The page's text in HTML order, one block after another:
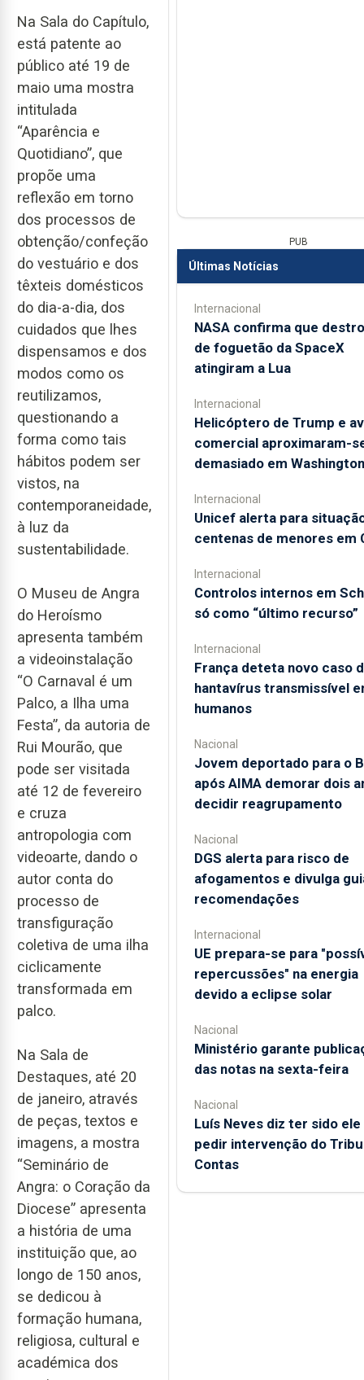
Na Sala do Capítulo,
está patente ao
público até 19 de
maio uma mostra
intitulada
“Aparência e
Quotidiano”, que
propõe uma
reflexão em torno
dos processos de
obtenção/confeção
do vestuário e dos
têxteis domésticos
do dia-a-dia, dos
cuidados que lhes
dispensamos e dos
modos como os
reutilizamos,
questionando a
forma como tais
hábitos podem ser
vistos, na
contemporaneidade,
à luz da
sustentabilidade.
O Museu de Angra
do Heroísmo
apresenta também
a videoinstalação
“O Carnaval é um
Palco, a Ilha uma
Festa”, da autoria de
Rui Mourão, que
pode ser visitada
até 12 de fevereiro
e cruza
antropologia com
videoarte, dando o
autor conta do
processo de
transfiguração
coletiva de uma ilha
ciclicamente
transformada em
palco.
Na Sala de
Destaques, até 20
de janeiro, através
de peças, textos e
imagens, a mostra
“Seminário de
Angra: o Coração da
Diocese” apresenta
a história de uma
instituição que, ao
longo de 150 anos,
se dedicou à
formação humana,
religiosa, cultural e
académica dos
PUB
Últimas Notícias
Internacional
NASA confirma que
de foguetão da SpaceX
atingiram a Lua
Internacional
Helicóptero de Trump e
comercial aproximaram-
demasiado em Washington
Internacional
Unicef alerta para
centenas de menores em
Internacional
Controlos internos em
só como “último recurso”
Internacional
França deteta novo caso
hantavírus transmissível
humanos
Nacional
Jovem deportado para o
após AIMA demorar dois
decidir reagrupamento
Nacional
DGS alerta para risco de
afogamentos e divulga
recomendações
Internacional
UE prepara-se para
repercussões" na energia
devido a eclipse solar
Nacional
Ministério garante
das notas na sexta-feira
Nacional
Luís Neves diz ter sido ele
pedir intervenção do
Contas